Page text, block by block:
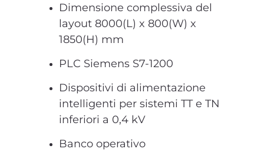
Dimensione complessiva del
layout 8000(L) x 800(W) x
1850(H) mm
PLC Siemens S7-1200
Dispositivi di alimentazione
intelligenti per sistemi TT e TN
inferiori a 0,4 kV
Banco operativo